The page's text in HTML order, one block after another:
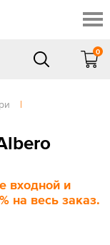
0
|
входной и
на весь заказ.